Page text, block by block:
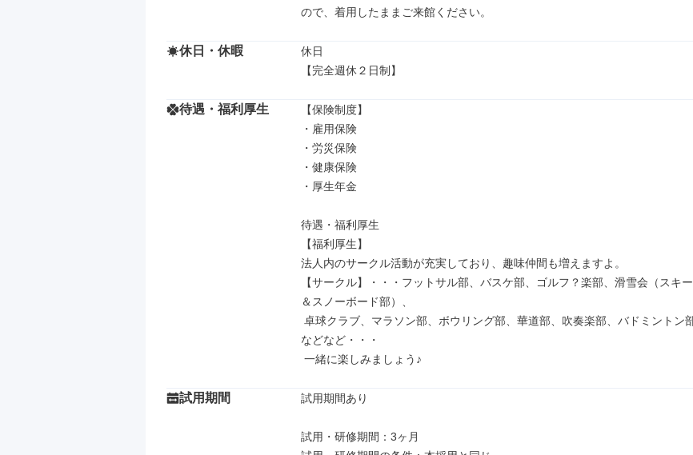
ので、着用したままご来館ください。
休日・休暇
休日
【完全週休２日制】
待遇・福利厚生
【保険制度】
・雇用保険
・労災保険
・健康保険
・厚生年金
待遇・福利厚生
【福利厚生】
法人内のサークル活動が充実しており、趣味仲間も増えますよ。
【サークル】・・・フットサル部、バスケ部、ゴルフ？楽部、滑雪会（スキー
＆スノーボード部）、
などなど・・・
一緒に楽しみましょう♪
試用期間 試用期間あり
試用・研修期間：3ヶ月